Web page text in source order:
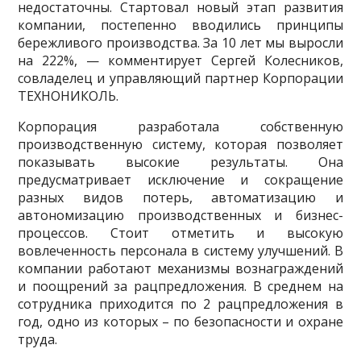
недостаточны. Стартовал новый этап развития
компании, постепенно вводились принципы
бережливого производства. За 10 лет мы выросли
на 222%, — комментирует Сергей Колесников,
совладелец и управляющий партнер Корпорации
ТЕХНОНИКОЛЬ.
Корпорация разработала собственную
производственную систему, которая позволяет
показывать высокие результаты. Она
предусматривает исключение и сокращение
разных видов потерь, автоматизацию и
автономизацию производственных и бизнес-
процессов. Стоит отметить и высокую
вовлеченность персонала в систему улучшений. В
компании работают механизмы вознаграждений
и поощрений за рацпредложения. В среднем на
сотрудника приходится по 2 рацпредложения в
год, одно из которых – по безопасности и охране
труда.